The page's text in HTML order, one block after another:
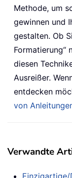
Methode, um
gewinnen und
gestalten. Ob
Formatierung“
diesen
Ausreißer.
entdecken
von
Verwandte